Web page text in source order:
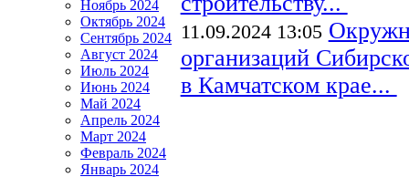
Ноябрь 2024
Октябрь 2024
Сентябрь 2024
Август 2024
Июль 2024
Июнь 2024
Май 2024
Апрель 2024
Март 2024
Февраль 2024
Январь 2024
11.09.2024 13:05
организаций
в Камчатском крае...